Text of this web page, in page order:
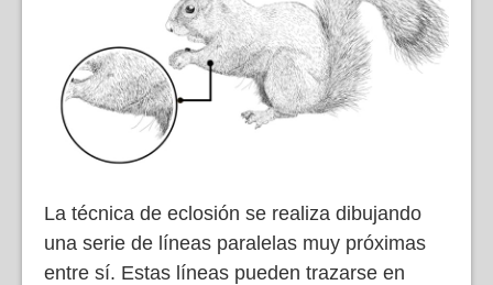
La técnica de eclosión se realiza dibujando
una serie de líneas paralelas muy próximas
entre sí. Estas líneas pueden trazarse en